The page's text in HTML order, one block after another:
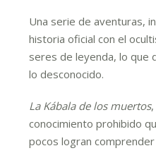
Una serie de aventuras,
historia oficial con el
seres de leyenda, lo que
lo desconocido.
La Kábala de los muertos
conocimiento prohibido
pocos logran